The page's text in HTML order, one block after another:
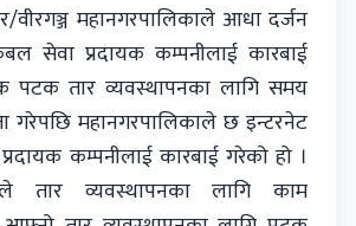
वीरगञ्ज महानगरपालिकाले आधा दर्जन
सेवा प्रदायक कम्पनीलाई कारबाई
तार व्यवस्थापनका लागि समय
गरेपछि महानगरपालिकाले छ इन्टरनेट
कम्पनीलाई कारबाई गरेको हो ।
तार व्यवस्थापनका लागि काम